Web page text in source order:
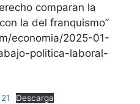
comparan la
la del franquismo”
economia/2025-01-
politica-laboral-
Descarga